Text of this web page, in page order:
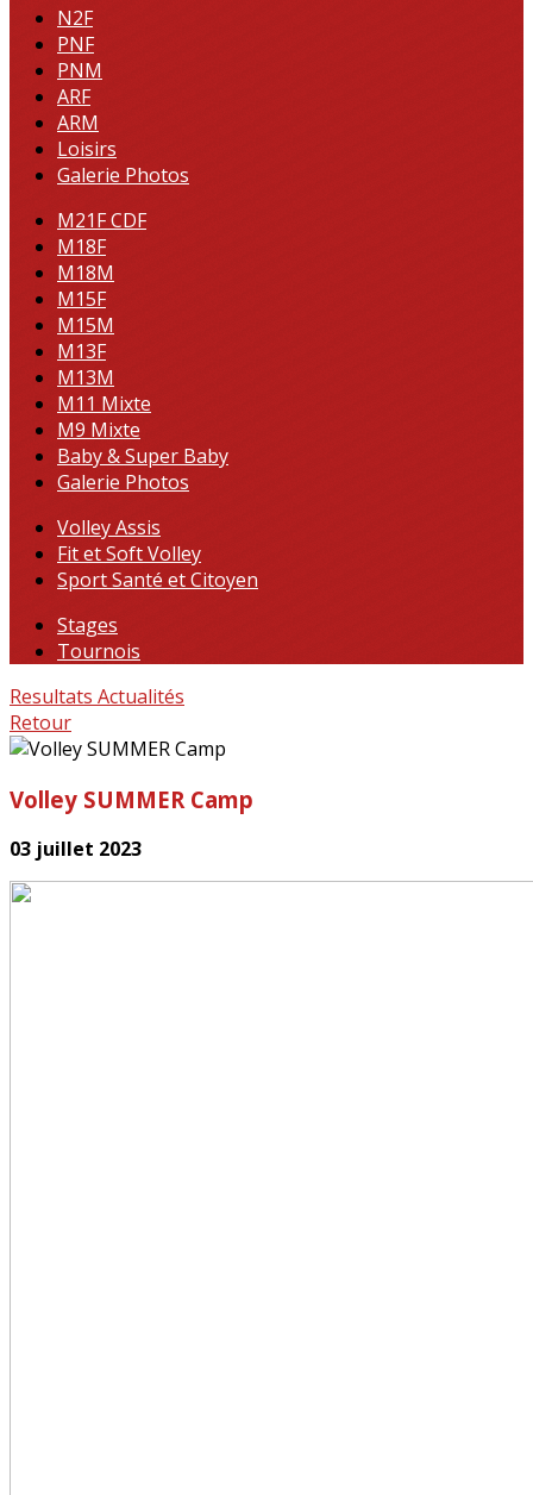
N2F
PNF
PNM
ARF
ARM
Loisirs
Galerie Photos
M21F CDF
M18F
M18M
M15F
M15M
M13F
M13M
M11 Mixte
M9 Mixte
Baby & Super Baby
Galerie Photos
Volley Assis
Fit et Soft Volley
Sport Santé et Citoyen
Stages
Tournois
Resultats Actualités
Retour
Volley SUMMER Camp
03 juillet 2023